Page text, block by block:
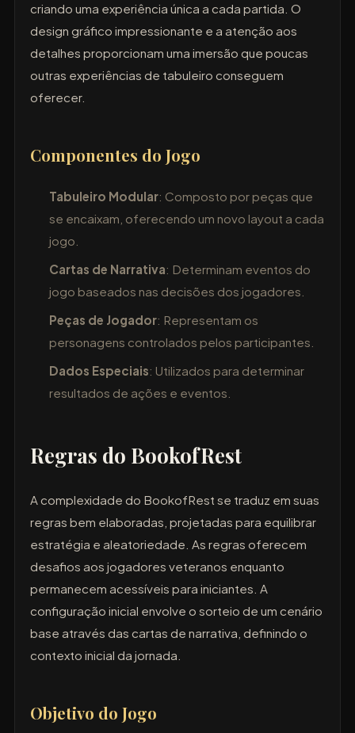
criando uma experiência única a cada partida. O
design gráfico impressionante e a atenção aos
detalhes proporcionam uma imersão que poucas
outras experiências de tabuleiro conseguem
oferecer.
Componentes do Jogo
Tabuleiro Modular: Composto por peças que
se encaixam, oferecendo um novo layout a cada
jogo.
Cartas de Narrativa: Determinam eventos do
jogo baseados nas decisões dos jogadores.
Peças de Jogador: Representam os
personagens controlados pelos participantes.
Dados Especiais: Utilizados para determinar
resultados de ações e eventos.
Regras do BookofRest
A complexidade do BookofRest se traduz em suas
regras bem elaboradas, projetadas para equilibrar
estratégia e aleatoriedade. As regras oferecem
desafios aos jogadores veteranos enquanto
permanecem acessíveis para iniciantes. A
configuração inicial envolve o sorteio de um cenário
base através das cartas de narrativa, definindo o
contexto inicial da jornada.
Objetivo do Jogo